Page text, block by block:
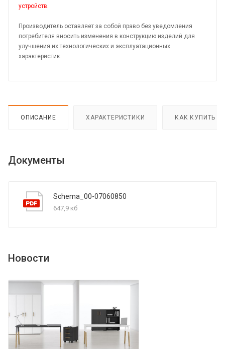
устройств.
Производитель оставляет за собой право без уведомления
потребителя вносить изменения в конструкцию изделий для
улучшения их технологических и эксплуатационных
характеристик.
ОПИСАНИЕ ХАРАКТЕРИСТИКИ КАК КУПИТЬ
Документы
Schema_00-07060850
647,9 кб
Новости